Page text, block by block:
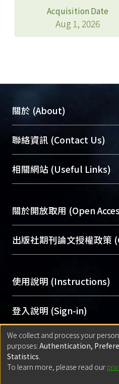
Acquisition Date
Aug 1, 2026
關於 (About)
臺大位居世界頂尖大學之
展現本校豐碩的研究成果
機構典藏（NTUR）與學術
台，成為臺大學術典藏
成果。
To permanently archive
profiles and scholarly
services of “NTU
聯絡資訊 (Contact Us)
總館學科館員(Main Library)
醫學圖書館學科館員
Sciences Library)
相關網站 (Useful Links)
關於開放取用 (Open
開放取用是從使用者角度
動，應用在學術研究上是
用逐年攀升。同時可加速
Archive）平台。 （點選深
出版社期刊論文授權政策
含部分內容的版權非匯
助與合作完成，請確認
意提供此授權。
Please represent that
original work, and that
grant the rights to
若欲上傳已出版的全文
網站查詢
使用說明 (Instructions)
網站簡介(Quickstart
使用手冊(Instruction
線上預約服務(Booking
登入說明 (Sign-in)
方案一：臺灣大學計算
(With C&INC Email
方案二：ORCID帳號登
匯入著作 (Submission)
方案一：定期更新
We collect and process your
purposes: Authentication,
Statistics.
To learn more, please read our